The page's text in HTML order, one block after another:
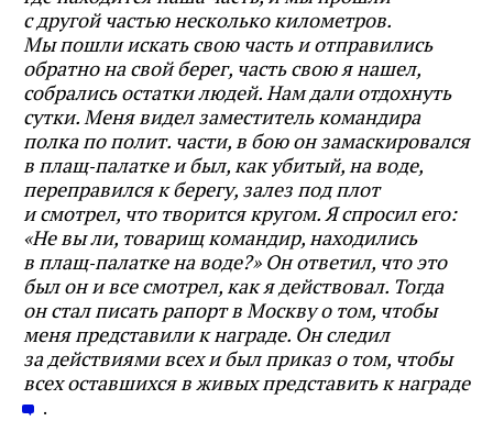
с другой частью несколько километров.
Мы пошли искать свою часть и отправились
обратно на свой берег, часть свою я нашел,
собрались остатки людей. Нам дали отдохнуть
сутки. Меня видел заместитель командира
полка по полит. части, в бою он замаскировался
в плащ‑палатке и был, как убитый, на воде,
переправился к берегу, залез под плот
и смотрел, что творится кругом. Я спросил его:
«Не вы ли, товарищ командир, находились
в плащ‑палатке на воде?» Он ответил, что это
был он и все смотрел, как я действовал. Тогда
он стал писать рапорт в Москву о том, чтобы
меня представили к награде. Он следил
за действиями всех и был приказ о том, чтобы
всех оставшихся в живых представить к награде
.